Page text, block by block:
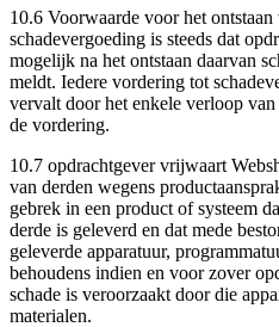
10.6 Voorwaarde voor het
schadevergoeding is steeds dat
mogelijk na het ontstaan daarvan
meldt. Iedere vordering tot
vervalt door het enkele verloop
de vordering.
10.7 opdrachtgever vrijwaart
van derden wegens
gebrek in een product of systeem
derde is geleverd en dat mede
geleverde apparatuur,
behoudens indien en voor zover
schade is veroorzaakt door die
materialen.